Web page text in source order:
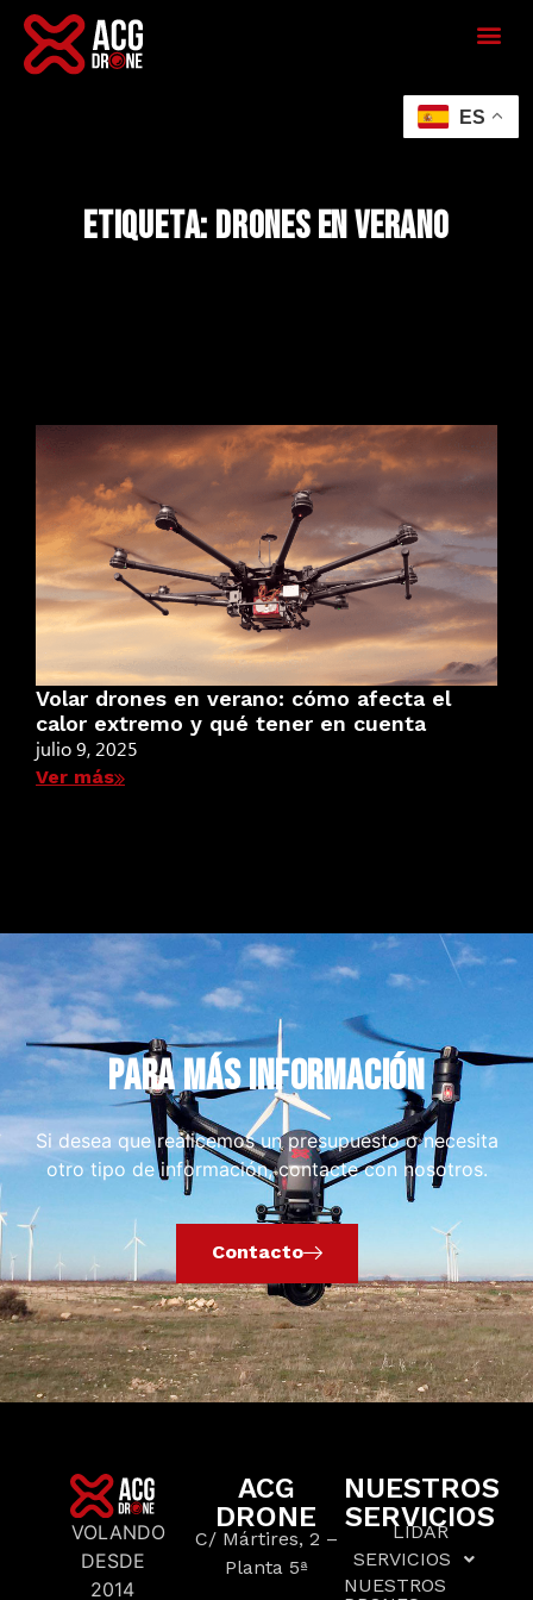
Etiqueta: drones en verano
Volar drones en verano: cómo afecta el
calor extremo y qué tener en cuenta
julio 9, 2025
Ver más
PARA MÁS INFORMACIÓN
Si desea que realicemos un presupuesto o necesita
otro tipo de información, contacte con nosotros.
Contacto
VOLANDO
DESDE
2014
ACG
DRONE
C/ Mártires, 2 –
Planta 5ª
NUESTROS
SERVICIOS
LIDAR
SERVICIOS
NUESTROS
ES